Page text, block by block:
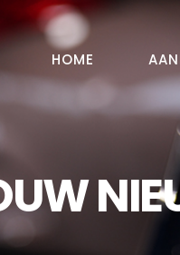
HOME